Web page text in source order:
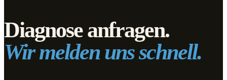
Diagnose anfragen.
Wir melden uns schnell.